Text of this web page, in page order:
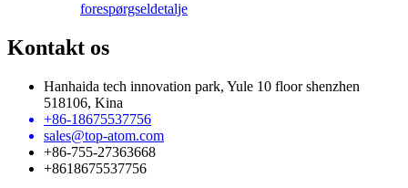
forespørgseldetalje
Kontakt os
Hanhaida tech innovation park, Yule 10 floor shenzhen
518106, Kina
+86-18675537756
sales@top-atom.com
+86-755-27363668
+8618675537756